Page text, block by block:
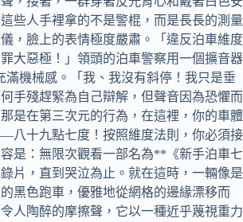
些人手裡拿的不是警棍，而是長長的測量
，臉上的表情極度嚴肅。「違反泊車維度
大惡極！」領頭的泊車警察用一個擴音器
滿機械感。「我、我沒有斜停！我只是垂
手殘趕緊為自己辯解，但聲音因為恐懼而
是在第三次元的行為，在這裡，你的車體
八十九點七度！按照維度法則，你必須接
是：無限次觀看一部名為**《新手泊車七
片，直到哭泣為止。就在這時，一輛像是
黑色跑車，優雅地從網格的邊緣漂移而
人陶醉的摩擦聲，它以一種近乎蔑視重力